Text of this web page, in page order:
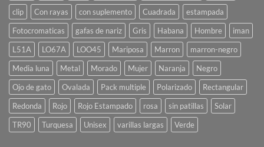
clip
Con rayas con suplemento Cuadrada
estampada
Fotocromaticas
gafas de nariz Gris Habana Hombre
iman
L51A
LO67A LOO45 Mariposa Marron
marron-negro
Media luna
Metal Morado Mujer Naranja
Negro
Ojo de gato
Ovalada Pack multiple Polarizado
Rectangular
Redonda
Rojo Rojo Estampado rosa sin patillas
Solar
TR90
Turquesa Unisex varillas largas Verde